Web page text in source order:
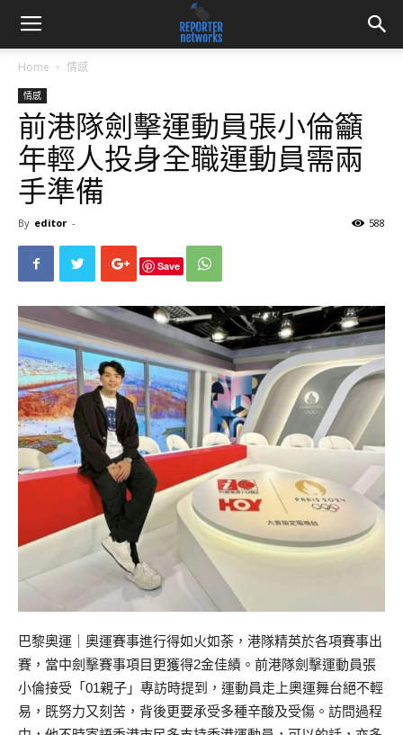
Home 情感
情感
前港隊劍擊運動員張小倫籲
年輕人投身全職運動員需兩
手準備
By editor - 588
Save
巴黎奧運｜奧運賽事進行得如火如荼，港隊精英於各項賽事出
賽，當中劍擊賽事項目更獲得2金佳績。前港隊劍擊運動員張
小倫接受「01親子」專訪時提到，運動員走上奧運舞台絕不輕
易，既努力又刻苦，背後更要承受多種辛酸及受傷。訪問過程